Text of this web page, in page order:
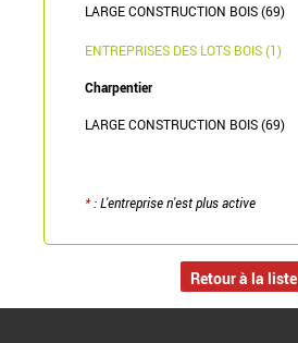
LARGE CONSTRUCTION BOIS (69)
ENTREPRISES DES LOTS BOIS (1)
Charpentier
LARGE CONSTRUCTION BOIS (69)
*: L'entreprise n'est plus active
Retour à la liste